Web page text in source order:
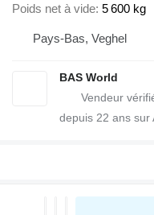
Poids net à vide 5 600 kg
Pays-Bas, Veghel
BAS World
depuis 22 ans sur